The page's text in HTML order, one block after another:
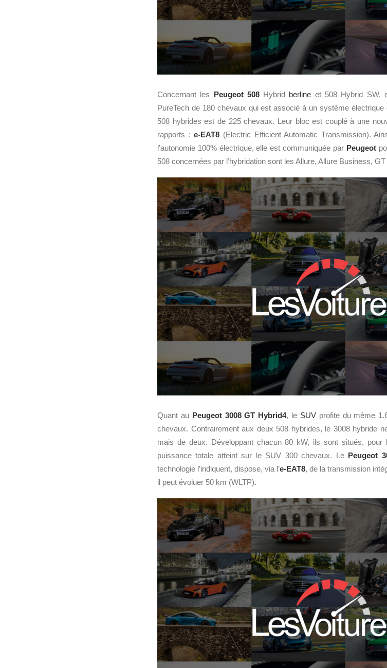
Concernant les Peugeot 508Hybrid berline et 508 Hybrid SW,
PureTech de 180 chevaux qui est associé à un système
508 hybrides est de 225 chevaux. Leur bloc est couplé à une
rapports :e-EAT8 (Electric Efficient Automatic Transmission).
l’autonomie 100% électrique, elle est communiquée par Peugeot
508 concernées par l’hybridation sont les Allure, Allure Business, GT
Quant au Peugeot 3008 GT Hybrid4, le SUVprofite du même
chevaux. Contrairement aux deux 508 hybrides, le 3008 hybride
mais de deux. Développant chacun 80 kW, ils sont situés, pour
puissance totale atteint sur le SUV 300 chevaux. Le Peugeot
technologie l’indiquent, dispose, via l’e-EAT8, de la transmission
il peut évoluer 50 km (WLTP).